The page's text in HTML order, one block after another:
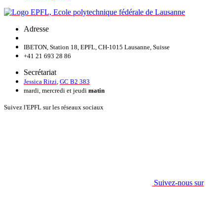
Adresse
IBETON, Station 18, EPFL, CH-1015 Lausanne, Suisse
+41 21 693 28 86
Secrétariat
Jessica Ritzi, GC B2 383
mardi, mercredi et jeudi matin
Suivez l'EPFL sur les réseaux sociaux
Suivez-nous sur